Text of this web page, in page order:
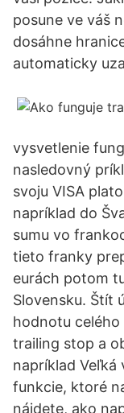
posune ve váš
dosáhne
automaticky
vysvetlenie
nasledovný
svoju VISA
napríklad do
sumu vo
tieto franky
eurách potom
Slovensku. Štít
hodnotu
trailing stop a
napríklad Veľká
funkcie, ktoré
nájdete, ako